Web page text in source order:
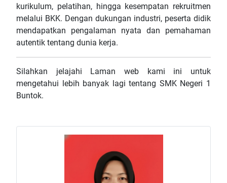
kurikulum, pelatihan, hingga kesempatan rekruitmen
melalui BKK. Dengan dukungan industri, peserta didik
mendapatkan pengalaman nyata dan pemahaman
autentik tentang dunia kerja.
Silahkan jelajahi Laman web kami ini untuk
mengetahui lebih banyak lagi tentang SMK Negeri 1
Buntok.